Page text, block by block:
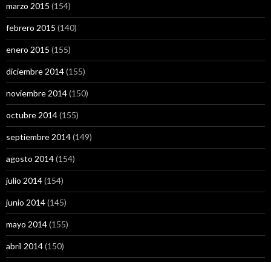
marzo 2015 (154)
febrero 2015 (140)
enero 2015 (155)
diciembre 2014(155)
noviembre 2014(150)
octubre 2014(155)
septiembre 2014(149)
agosto 2014(154)
julio 2014(154)
junio 2014(145)
mayo 2014(155)
abril 2014(150)